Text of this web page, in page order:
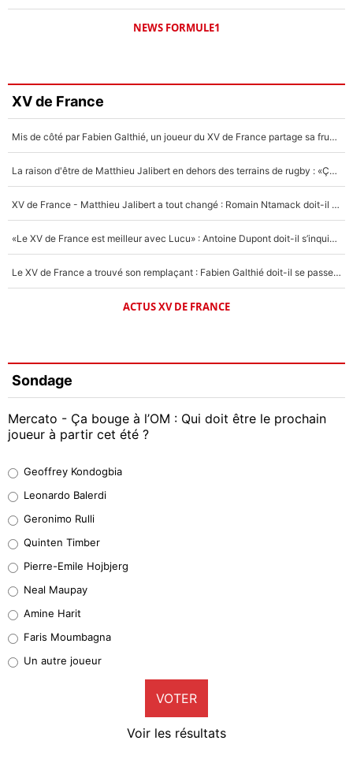
NEWS FORMULE1
XV de France
Mis de côté par Fabien Galthié, un joueur du XV de France partage sa frustration : «ils ne me l’ont pas dit tout de suite»
La raison d'être de Matthieu Jalibert en dehors des terrains de rugby : «Ça m'atteint autant que si tu touches à un membre de ma famille»
XV de France - Matthieu Jalibert a tout changé : Romain Ntamack doit-il s’inquiéter pour sa place à un an de la Coupe du monde ?
«Le XV de France est meilleur avec Lucu» : Antoine Dupont doit-il s’inquiéter pour sa place ?
Le XV de France a trouvé son remplaçant : Fabien Galthié doit-il se passer d'Antoine Dupont ?
ACTUS XV DE FRANCE
Sondage
Mercato - Ça bouge à l’OM : Qui doit être le prochain
joueur à partir cet été ?
38%
32%
5%
1%
9%
Geoffrey Kondogbia
Leonardo Balerdi
Geronimo Rulli
Quinten Timber
Pierre-Emile Hojbjerg
Neal Maupay
Amine Harit
Faris Moumbagna
Un autre joueur
VOTER
Voir les résultats